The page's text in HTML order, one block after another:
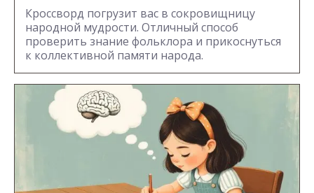
Кроссворд погрузит вас в сокровищницу
народной мудрости. Отличный способ
проверить знание фольклора и прикоснуться
к коллективной памяти народа.